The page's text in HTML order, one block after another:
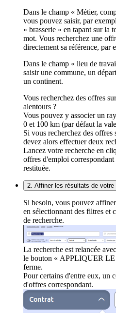
Dans le champ « Métier,
vous pouvez saisir, par
« brasserie » en tapant sur la
mot. Vous recherchez une
directement sa référence, par
Dans le champ « lieu de
saisir une commune, un
un continent.
Vous recherchez des offres
alentours ?
Vous pouvez y associer un
0 et 100 km (par défaut la
Si vous recherchez des offres
devez alors effectuer deux
Lancez votre recherche en
offres d'emploi correspondant
restituée.
2. Affiner les résultats de votre
Si besoin, vous pouvez
en sélectionnant des filtres et
de recherche.
La recherche est relancée
le bouton « APPLIQUER
ferme.
Pour certains d'entre eux, un
d'offres correspondant.